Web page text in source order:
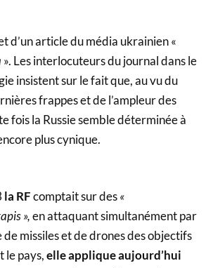
d’un article du média ukrainien «
». Les interlocuteurs du journal dans le
insistent sur le fait que, au vu du
frappes et de l’ampleur des
fois la Russie semble déterminée à
plus cynique.
la RFcomptait sur des«
»,en attaquant simultanément par
missiles et de drones des objectifs
le pays,elle applique aujourd’hui